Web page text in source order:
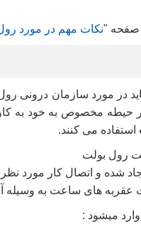
صفحه "نکات مهم در مورد رول
باید در مورد سازمان
در حیطه مخصوص به خود به
استفاده می کنند.
رول بولت
شده و اتصال کار مورد نظر
عقربه های ساعت به وسیله
میشود :